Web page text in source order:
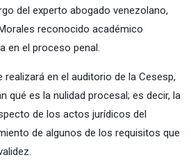
del experto abogado venezolano,
reconocido académico
en el proceso penal.
realizará en el auditorio de la Cesesp,
qué es la nulidad procesal; es decir, la
de los actos jurídicos del
de algunos de los requisitos que